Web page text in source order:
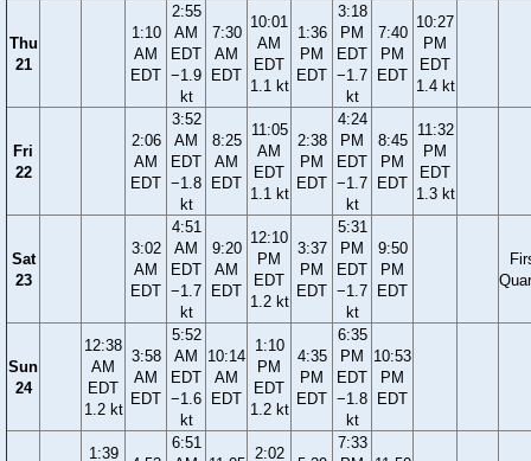
Thu
21
1:10
AM
EDT
2:55
AM
EDT
−1.9
kt
7:30
AM
EDT
10:01
AM
EDT
1.1 kt
1:36
PM
EDT
3:18
PM
EDT
−1.7
kt
7:40
PM
EDT
10:27
PM
EDT
1.4 kt
Fri
22
2:06
AM
EDT
3:52
AM
EDT
−1.8
kt
8:25
AM
EDT
11:05
AM
EDT
1.1 kt
2:38
PM
EDT
4:24
PM
EDT
−1.7
kt
8:45
PM
EDT
11:32
PM
EDT
1.3 kt
Sat
23
3:02
AM
EDT
4:51
AM
EDT
−1.7
kt
9:20
AM
EDT
12:10
PM
EDT
1.2 kt
3:37
PM
EDT
5:31
PM
EDT
−1.7
kt
9:50
PM
EDT
Sun
24
12:38
AM
EDT
1.2 kt
3:58
AM
EDT
5:52
AM
EDT
−1.6
kt
10:14
AM
EDT
1:10
PM
EDT
1.2 kt
4:35
PM
EDT
6:35
PM
EDT
−1.8
kt
10:53
PM
EDT
1:39
6:51
2:02
7:33